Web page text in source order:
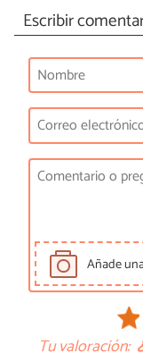
Escribir
Añade
Tu valoración: